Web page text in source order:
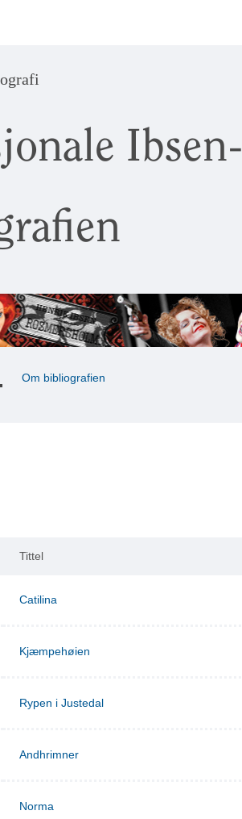
Ibsen-
Om bibliografien
Tittel
Catilina
Kjæmpehøien
Rypen i Justedal
Andhrimner
Norma